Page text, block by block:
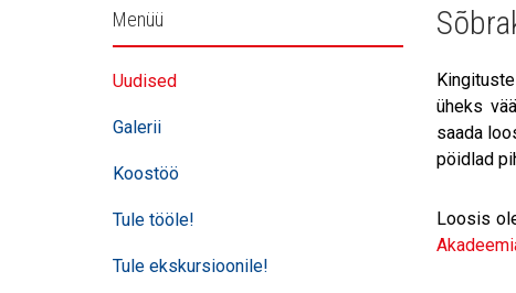
Külgpaani
navigatsioon
Menüü
Uudised
Galerii
Koostöö
Tule tööle!
Tule ekskursioonile!
üheks
saada
pöidlad
Loosis